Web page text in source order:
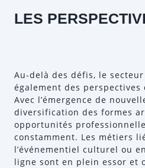
LES
Au-delà des défis, le
également des perspectives
Avec l’émergence de
diversification des formes
opportunités
constamment. Les métiers
l’événementiel culturel ou
ligne sont en plein essor et